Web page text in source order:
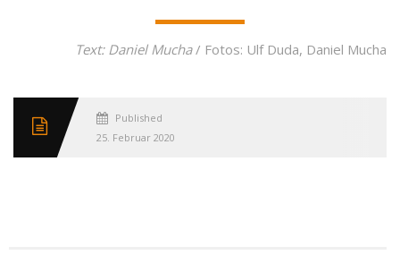
Text: Daniel Mucha/ Fotos: Ulf Duda, Daniel Mucha
Published
25. Februar 2020